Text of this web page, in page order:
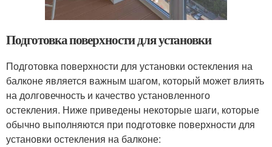
Подготовка поверхности для установки
Подготовка поверхности для установки остекления на
балконе является важным шагом, который может влиять
на долговечность и качество установленного
остекления. Ниже приведены некоторые шаги, которые
обычно выполняются при подготовке поверхности для
установки остекления на балконе: